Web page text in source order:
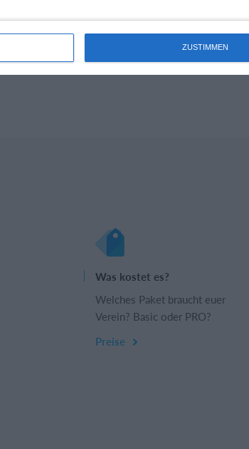
ZUSTIMMEN
Was kostet es?
Welches Paket braucht euer
Verein? Basic oder PRO?
Preise